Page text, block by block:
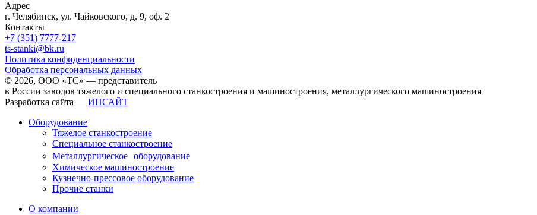
Адрес
г. Челябинск, ул. Чайковского, д. 9, оф. 2
Контакты
+7 (351) 7777-217
ts-stanki@bk.ru
Политика конфиденциальности
Обработка персональных данных
© 2026, ООО «ТС» — представитель
в России заводов тяжелого и специального станкостроения и машиностроения, металлургического машиностроения
Разработка сайта — ИНСАЙТ
Оборудование
Тяжелое станкостроение
Специальное станкостроение
Металлургическое оборудование
Химическое машиностроение
Кузнечно-прессовое оборудование
Прочие станки
О компании